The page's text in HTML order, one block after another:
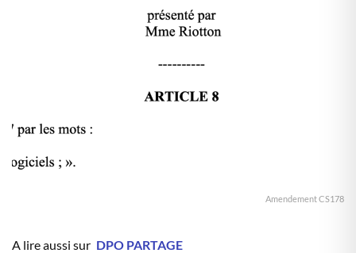
Amendement CS178
A lire aussi sur DPO PARTAGE